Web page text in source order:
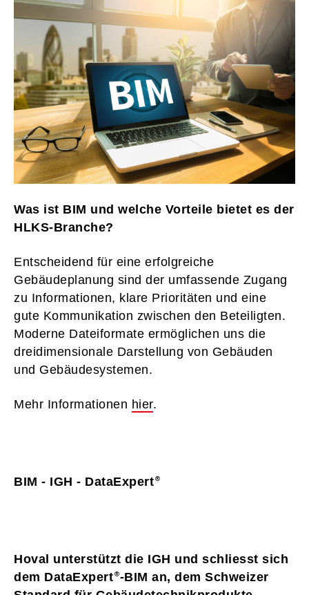
Was ist BIM und welche Vorteile bietet es der
HLKS-Branche?
Entscheidend für eine erfolgreiche
Gebäudeplanung sind der umfassende Zugang
zu Informationen, klare Prioritäten und eine
gute Kommunikation zwischen den Beteiligten.
Moderne Dateiformate ermöglichen uns die
dreidimensionale Darstellung von Gebäuden
und Gebäudesystemen.
Mehr Informationen hier.
BIM - IGH - DataExpert
Hoval unterstützt die IGH und schliesst sich
dem DataExpert -BIM an, dem Schweizer